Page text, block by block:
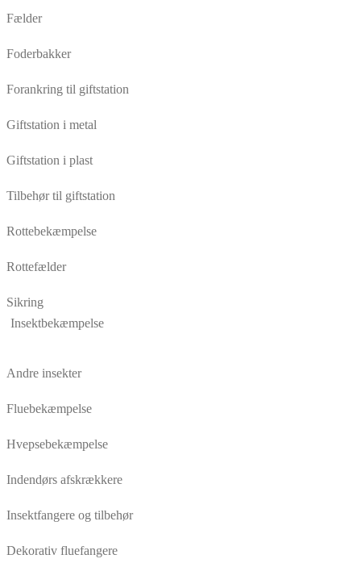
Fælder
Foderbakker
Forankring til giftstation
Giftstation i metal
Giftstation i plast
Tilbehør til giftstation
Rottebekæmpelse
Rottefælder
Sikring
Insektbekæmpelse
Andre insekter
Fluebekæmpelse
Hvepsebekæmpelse
Indendørs afskrækkere
Insektfangere og tilbehør
Dekorativ fluefangere